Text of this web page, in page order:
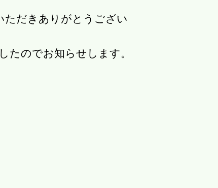
ただきありがとうござい
たのでお知らせします。